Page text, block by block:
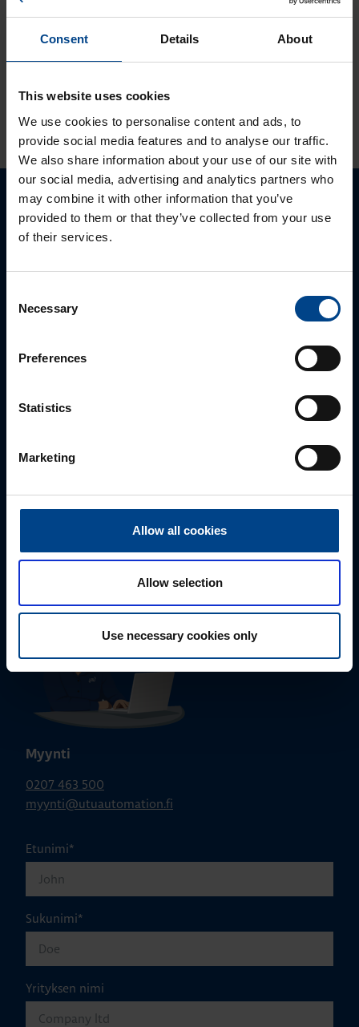
Consent Details About
This website uses cookies
We use cookies to personalise content and ads, to
provide social media features and to analyse our traffic.
We also share information about your use of our site with
our social media, advertising and analytics partners who
may combine it with other information that you’ve
provided to them or that they’ve collected from your use
of their services.
Selection
Necessary
Preferences
Statistics
Marketing
Allow all cookies
Allow selection
Use necessary cookies only
tuotteet jo lähes
30 vuotta
Ota yhteyttä!
parhaan ratkaisun. Otathan yhtettä puhelimitse,
Tekninen tuki
Myynti
0207 463 500
myynti@utuautomation.fi
Etunimi*
Sukunimi*
Yrityksen nimi